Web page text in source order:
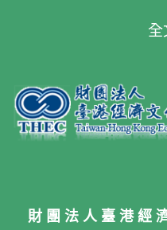
全
財團法人臺港經